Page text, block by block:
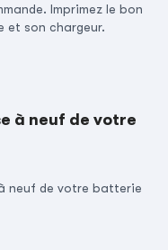
Imprimez le bon
et son chargeur.
à neuf de votre
neuf de votre batterie